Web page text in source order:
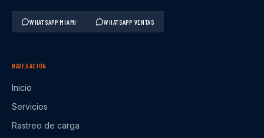
WHATSAPP MIAMI WHATSAPP VENTAS
NAVEGACIÓN
Inicio
Servicios
Rastreo de carga